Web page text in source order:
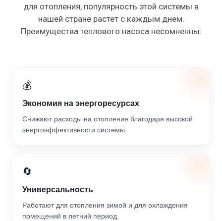
для отопления, популярность этой системы в
нашей стране растет с каждым днем.
Преимущества теплового насоса несомненны:
💰
Экономия на энергоресурсах
Снижают расходы на отопление благодаря высокой
энергоэффективности системы.
🔄
Универсальность
Работают для отопления зимой и для охлаждения
помещений в летний период.